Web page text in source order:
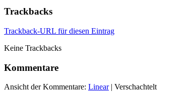
Trackbacks
Trackback-URL für diesen Eintrag
Keine Trackbacks
Kommentare
Ansicht der Kommentare: Linear| Verschachtelt